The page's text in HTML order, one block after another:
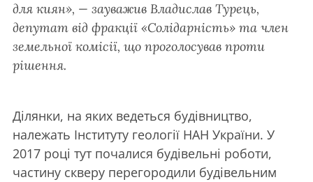
для киян», — зауважив Владислав Турець,
депутат від фракції «Солідарність» та член
земельної комісії, що проголосував проти
рішення.
Ділянки, на яких ведеться будівництво,
належать Інституту геології НАН України. У
2017 році тут почалися будівельні роботи,
частину скверу перегородили будівельним